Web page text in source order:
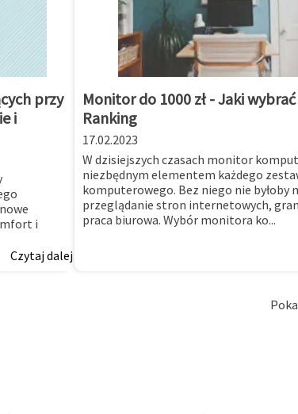
przy
i
i
Czytaj dalej
Monitor do 1000 zł - Jaki
Ranking
17.02.2023
W dzisiejszych czasach monitor
niezbędnym elementem każdego
komputerowego. Bez niego nie byłoby
przeglądanie stron internetowych,
praca biurowa. Wybór monitora ko...